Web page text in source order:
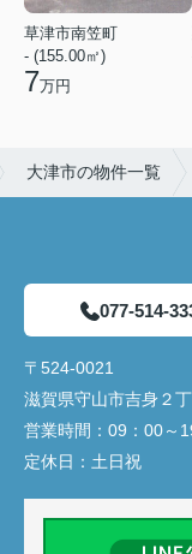
草津市南笠町
- (155.00㎡)
7万円
大津市の物件一覧
077-514-
〒524-0021
滋賀県守山市吉身２
営業時間： 09：00～
定休日： 土日祝